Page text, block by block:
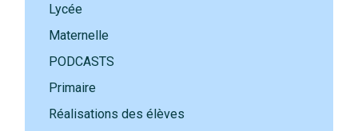
Lycée
Maternelle
PODCASTS
Primaire
Réalisations des élèves